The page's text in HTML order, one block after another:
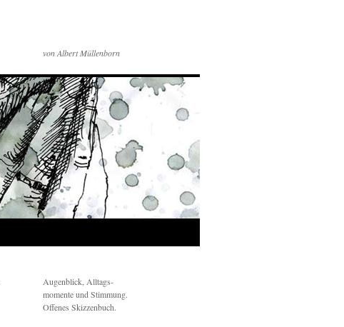
von Albert Müllenborn
Augenblick, Alltags-
momente und Stimmung.
Offenes Skizzenbuch.